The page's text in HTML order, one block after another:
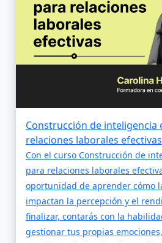
Construcción de inteligencia
relaciones laborales efectivas
Con el curso Construcción de
para relaciones laborales
oportunidad de aprender cómo
impactan la percepción y el
finalizar, contarás con la
gestionar tus propias